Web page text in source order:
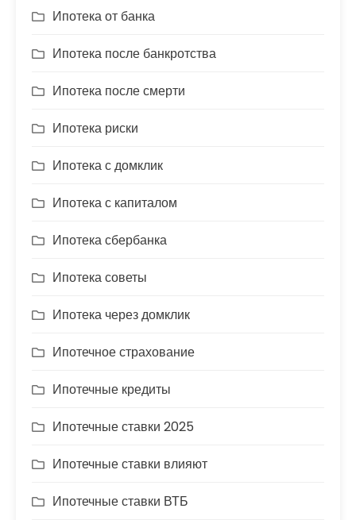
Ипотека от банка
Ипотека после банкротства
Ипотека после смерти
Ипотека риски
Ипотека с домклик
Ипотека с капиталом
Ипотека сбербанка
Ипотека советы
Ипотека через домклик
Ипотечное страхование
Ипотечные кредиты
Ипотечные ставки 2025
Ипотечные ставки влияют
Ипотечные ставки ВТБ